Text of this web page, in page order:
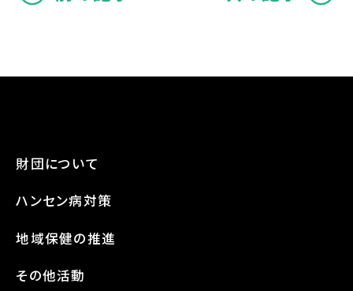
財団について
ハンセン病対策
地域保健の推進
その他活動